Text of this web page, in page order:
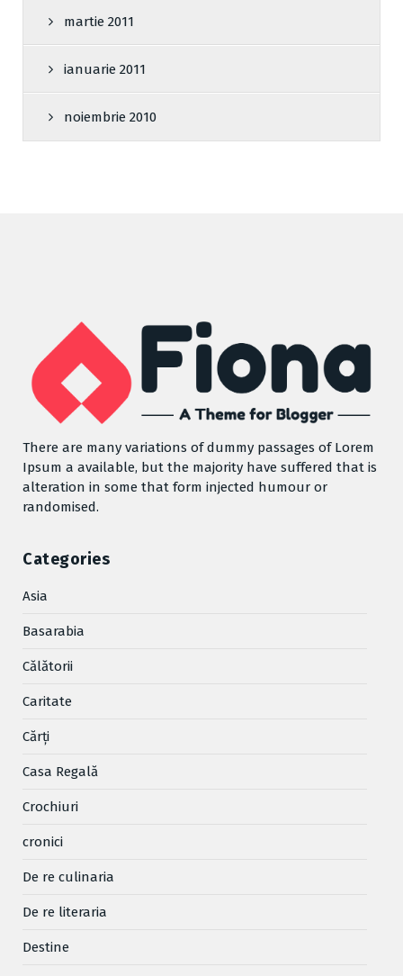
martie 2011
ianuarie 2011
noiembrie 2010
There are many variations of dummy passages of Lorem
Ipsum a available, but the majority have suffered that is
alteration in some that form injected humour or
randomised.
Categories
Asia
Basarabia
Cǎlǎtorii
Caritate
Cărţi
Casa Regală
Crochiuri
cronici
De re culinaria
De re literaria
Destine